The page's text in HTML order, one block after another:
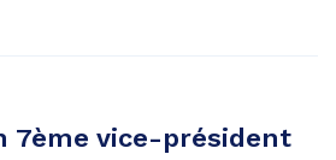
7ème vice-président